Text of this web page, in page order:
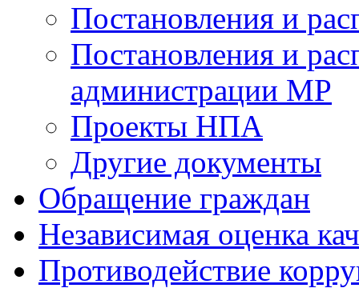
Постановления и
Постановления и
администрации МР
Проекты НПА
Другие документы
Обращение граждан
Независимая оценка
Противодействие